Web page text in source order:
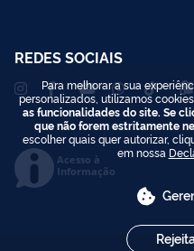
REDES SOCIAIS
Acesso à
Informação
Para melhorar a sua
personalizados, utilizamos cookies.
as funcionalidades do site. Se
que não forem estritamente
escolher quais quer autorizar,
em nossa